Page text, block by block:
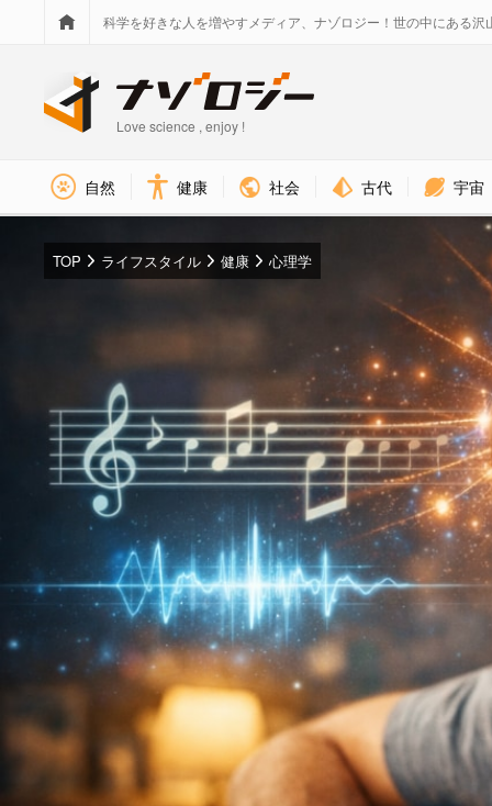
科学を好きな人を増やすメディア、ナゾロジー！世の中にある沢
Love science , enjoy !
自然 健康 社会 古代 宇宙
TOP ライフスタイル 健康 心理学